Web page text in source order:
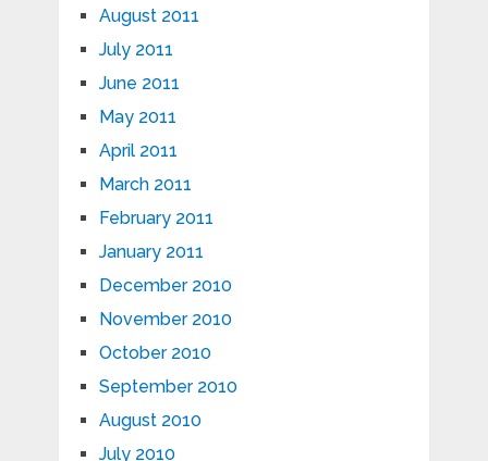
August 2011
July 2011
June 2011
May 2011
April 2011
March 2011
February 2011
January 2011
December 2010
November 2010
October 2010
September 2010
August 2010
July 2010